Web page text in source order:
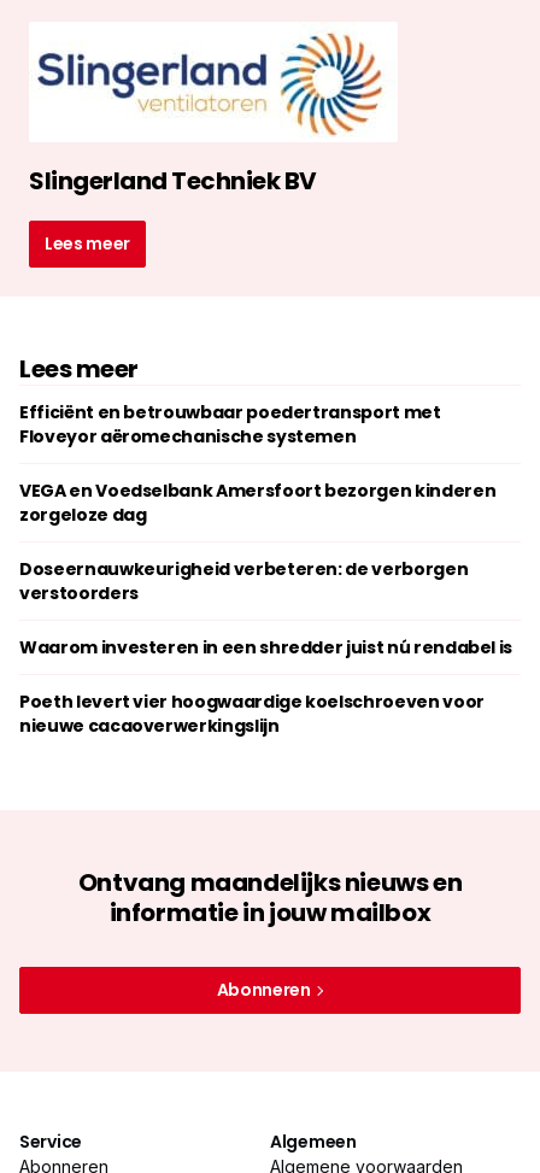
Slingerland Techniek BV
Lees meer
Lees meer
Efficiënt en betrouwbaar poedertransport met
Floveyor aëromechanische systemen
VEGA en Voedselbank Amersfoort bezorgen kinderen
zorgeloze dag
Doseernauwkeurigheid verbeteren: de verborgen
verstoorders
Waarom investeren in een shredder juist nú rendabel is
Poeth levert vier hoogwaardige koelschroeven voor
nieuwe cacaoverwerkingslijn
Ontvang maandelijks nieuws en
informatie in jouw mailbox
Abonneren
Service
Abonneren
Algemeen
Algemene voorwaarden